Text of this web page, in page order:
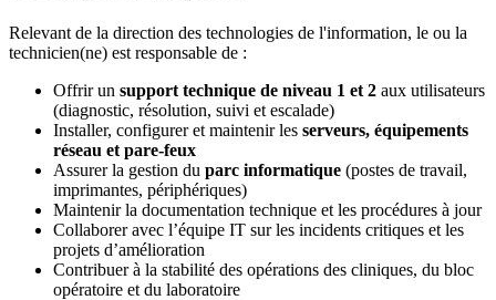
Relevant de la direction des technologies de l'information, le ou la
technicien(ne) est responsable de :
Offrir un support technique de niveau 1 et 2 aux utilisateurs
(diagnostic, résolution, suivi et escalade)
Installer, configurer et maintenir les serveurs, équipements
réseau et pare-feux
Assurer la gestion du parc informatique (postes de travail,
imprimantes, périphériques)
Maintenir la documentation technique et les procédures à jour
Collaborer avec l’équipe IT sur les incidents critiques et les
projets d’amélioration
Contribuer à la stabilité des opérations des cliniques, du bloc
opératoire et du laboratoire